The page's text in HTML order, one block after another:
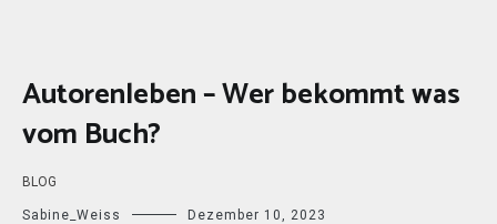
Autorenleben – Wer bekommt was
vom Buch?
BLOG
Sabine_Weiss Dezember 10, 2023